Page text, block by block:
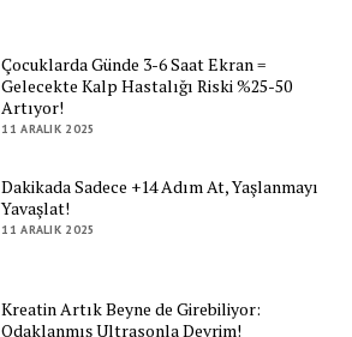
Çocuklarda Günde 3-6 Saat Ekran =
Gelecekte Kalp Hastalığı Riski %25-50
Artıyor!
11 ARALIK 2025
Dakikada Sadece +14 Adım At, Yaşlanmayı
Yavaşlat!
11 ARALIK 2025
Kreatin Artık Beyne de Girebiliyor:
Odaklanmış Ultrasonla Devrim!